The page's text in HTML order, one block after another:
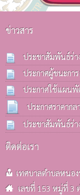
ข่าวสาร
ประชาสัมพันธ์ร่า
รถบรรทุก(ดีเซล)
ประกาศผู้ชนะกา
ฉุกเฉิน(รถกระบะ
bidding)
08 ก.
ประกาศใช้แผน
ครั้งที่ 3 / 2569
ประกาศราคากล
มิ.ย. 2569
ประชาสัมพันธ์ร่า
รถบรรทุก(ดีเซล) ป
ติดต่อเรา
เทศบาลตำบลหนอ
เลขที่ 153 หมู่ที่ 3